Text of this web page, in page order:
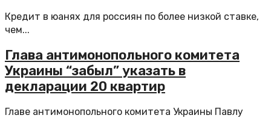
Кредит в юанях для россиян по более низкой ставке,
чем...
Глава антимонопольного комитета
Украины “забыл” указать в
декларации 20 квартир
Главе антимонопольного комитета Украины Павлу